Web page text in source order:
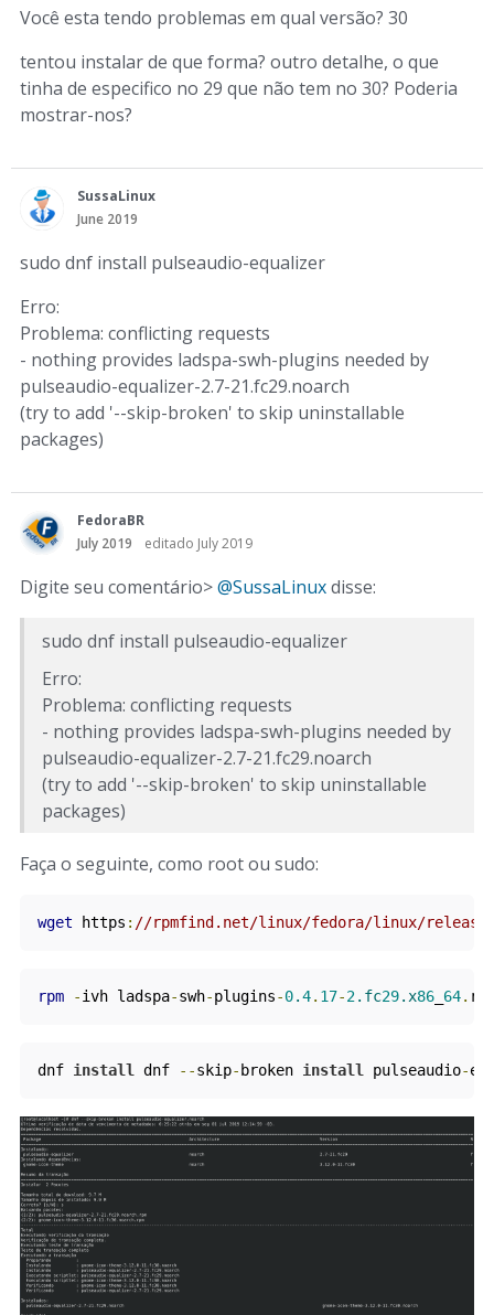
Você esta tendo problemas em qual versão? 30
tentou instalar de que forma? outro detalhe, o que
tinha de especifico no 29 que não tem no 30? Poderia
mostrar-nos?
SussaLinux
June 2019
sudo dnf install pulseaudio-equalizer
Erro:
Problema: conflicting requests
- nothing provides ladspa-swh-plugins needed by
pulseaudio-equalizer-2.7-21.fc29.noarch
(try to add '--skip-broken' to skip uninstallable
packages)
FedoraBR
July 2019
editado July 2019
Digite seu comentário>@SussaLinuxdisse:
sudo dnf install pulseaudio-equalizer
Erro:
Problema: conflicting requests
- nothing provides ladspa-swh-plugins needed by
pulseaudio-equalizer-2.7-21.fc29.noarch
(try to add '--skip-broken' to skip uninstallable
packages)
Faça o seguinte, como root ou sudo:
wget https : //rpmfind.net/linux/fedora/linux/
rpm -ivh ladspa-swh-plugins-0.4. 17-2.fc29.x86 64.
dnf install dnf --skip- broken install pulseaudio-